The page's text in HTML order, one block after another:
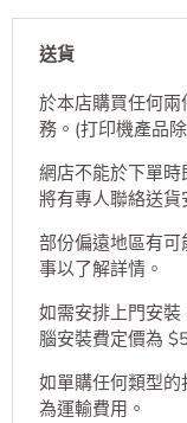
送貨
於本店購買任何
務。(打印機產品
網店不能於下單
將有專人聯絡送貨
部份偏遠地區有
事以了解詳情。
如需安排上門安
腦安裝費定價為
如單購任何類型
為運輸費用。